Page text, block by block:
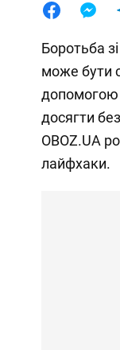
Боротьба
може бути
допомогою
досягти
OBOZ.UA
лайфхаки.